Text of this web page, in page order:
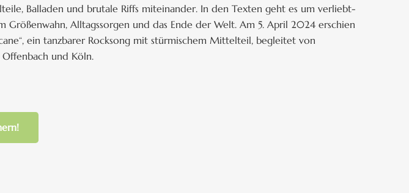
Balladen und brutale Riffs miteinander. In den Texten geht es um verliebt-
Größenwahn, Alltagssorgen und das Ende der Welt. Am 5. April 2024 erschien
ein tanzbarer Rocksong mit stürmischem Mittelteil, begleitet von
und Köln.